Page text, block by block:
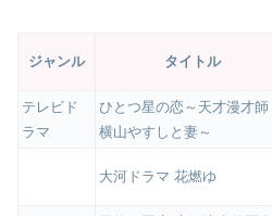
ジャンル タイトル
テレビド
ラマ
ひとつ星の恋～天才漫才師
横山やすしと妻～
大河ドラマ 花燃ゆ